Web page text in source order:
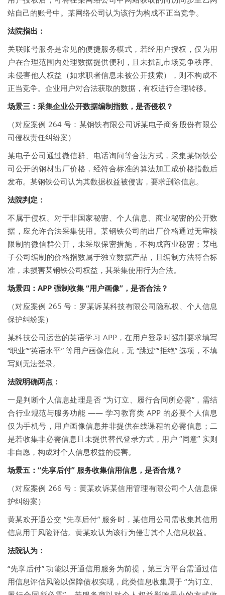
站自己的账号中。某网络公司认为该行为构成不正当竞争。
法院指出：
关联账号服务是常见的便捷服务模式，若经用户授权，仅为用
户在合理范围内处理数据提供便利，且未扰乱市场竞争秩序、
未侵害他人权益（如求职者信息未被公开搜索），则不构成不
正当竞争。企业用户对合法获取的数据，有权进行合理转移。
场景三：采集企业公开数据编制指数，是否侵权？
（对应案例 264 号：某钢铁有限公司诉某电子商务股份有限公
司侵权责任纠纷案）
某电子公司通过微信群、电话询问等合法方式，采集某钢铁公
司公开的钢材出厂价格，经符合标准的算法加工成价格指数后
发布。某钢铁公司认为其数据权益被侵害，要求删除信息。
法院判定：
不属于侵权。对于非国家秘密、个人信息、商业秘密的公开数
据，应允许合法采集使用。某钢铁公司的出厂价格通过无审核
限制的微信群公开，未采取保密措施，不构成商业秘密；某电
子公司编制的价格指数属于独立数据产品，且编制方法符合标
准，未损害某钢铁公司权益，其采集使用行为合法。
场景四：APP 强制收集 “用户画像”，是否合法？
（对应案例 265 号：罗某诉某科技有限公司隐私权、个人信息
保护纠纷案）
某科技公司运营的英语学习 APP，在用户登录时强制要求填写
“职业”“英语水平” 等用户画像信息，无 “跳过”“拒绝” 选项，不填
写则无法登录。
法院明确两点：
一是判断个人信息处理是否 “为订立、履行合同所必需”，需结
合行业规范与服务功能 —— 学习教育类 APP 的必要个人信息
仅为手机号，用户画像信息并非提供在线课程的必需信息；二
是若收集非必需信息且未提供替代登录方式，用户 “同意” 实则
非自愿，构成对个人信息权益的侵害。
场景五：“先享后付” 服务收集信用信息，是否合规？
（对应案例 266 号：黄某欢诉某信用管理有限公司个人信息保
护纠纷案）
黄某欢开通公交 “先享后付” 服务时，某信用公司需收集其信用
信息用于风险评估。黄某欢认为该行为侵害其个人信息权益。
法院认为：
“先享后付” 功能以开通信用服务为前提，第三方平台需通过信
用信息评估风险以保障债权实现，此类信息收集属于 “为订立、